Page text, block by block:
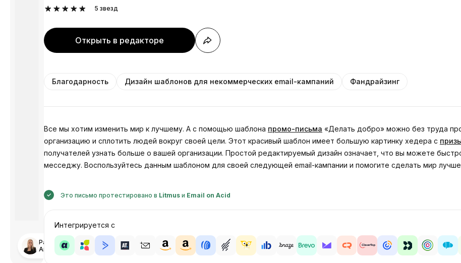
Разработано
Анастасия
5 звезд
Открыть в редакторе
Благодарность Дизайн шаблонов для некоммерческих email-кампаний Фандрайзинг
Все мы хотим изменить мир к лучшему. А с помощью шаблона промо-письма «Делать добро» можно без труда
организацию и сплотить людей вокруг своей цели. Этот красивый шаблон имеет большую картинку хедера с
получателей узнать больше о вашей организации. Простой редактируемый дизайн означает, что вы можете
месседжу. Воспользуйтесь данным шаблоном для своей следующей email-кампании и помогите сделать мир
Это письмо протестировано в Litmusи Email on Acid
Интегрируется с